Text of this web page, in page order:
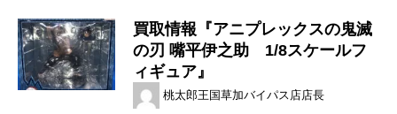
買取情報『アニプレックスの鬼滅
の刃 ​嘴平伊之助 1/8スケールフ
ィギュア』
桃太郎王国草加バイパス店店長